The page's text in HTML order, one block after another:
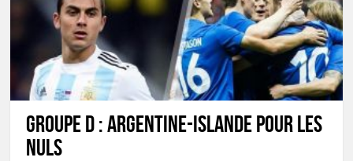
GROUPE D : Argentine-Islande pour les
nuls